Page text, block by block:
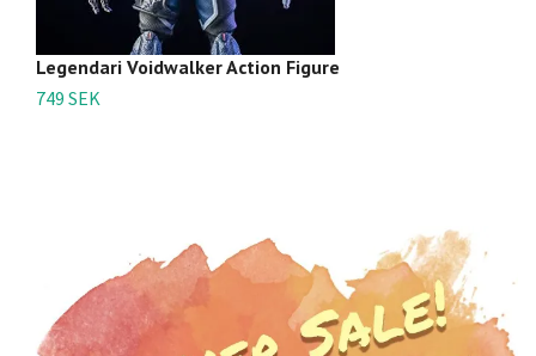
Legendari Voidwalker Action Figure
749 SEK